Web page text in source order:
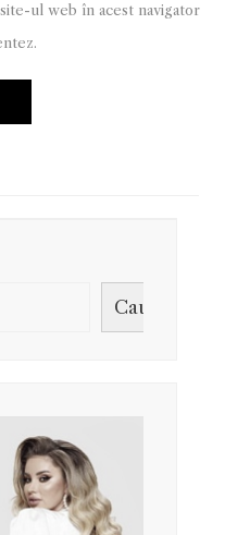
ul web în acest navigator
Caută